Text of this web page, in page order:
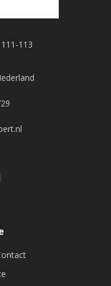
113